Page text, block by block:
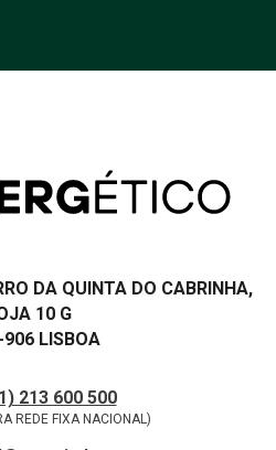
DA QUINTA DO CABRINHA,
10 G
LISBOA
213 600 500
REDE FIXA NACIONAL)